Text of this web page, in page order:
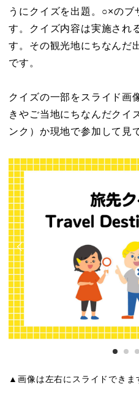
うにクイズを出題。○×のブ
す。クイズ内容は実施され
す。その観光地にちなんだ
です。
クイズの一部をスライド画
きやご当地にちなんだクイ
ンク）か現地で参加して見
▲画像は左右にスライドできま